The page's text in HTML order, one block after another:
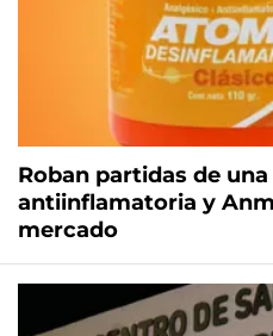
Roban partidas de
antiinflamatoria y
mercado